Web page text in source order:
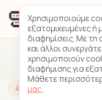
Πρόγραμμα συνεργατών
Χρησιμοποιούμε
εξατομικευμένες ή
διαφημίσεις. Με
και άλλοι
χρησιμοποιούν
διαφήμισης για
Μάθετε
μας.